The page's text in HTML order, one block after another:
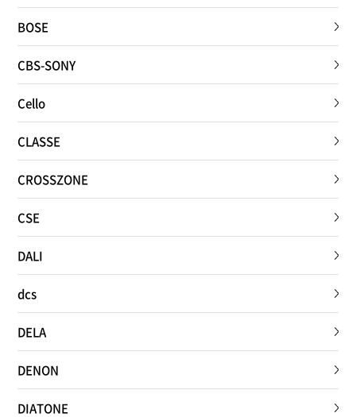
BOSE
CBS-SONY
Cello
CLASSE
CROSSZONE
CSE
DALI
dcs
DELA
DENON
DIATONE